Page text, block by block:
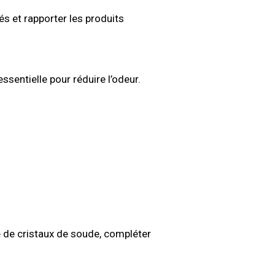
et rapporter les produits
pour réduire l’odeur.
cristaux de soude, compléter